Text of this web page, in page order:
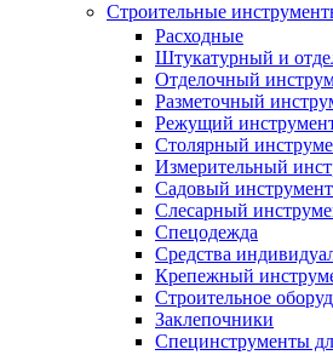
Строительные
Расходные
Штукатурный и
Отделочный
Разметочный
Режущий
Столярный
Измерительный
Садовый инструмент
Слесарный
Спецодежда
Средства
Крепежный
Строительное
Заклепочники
Специнструменты